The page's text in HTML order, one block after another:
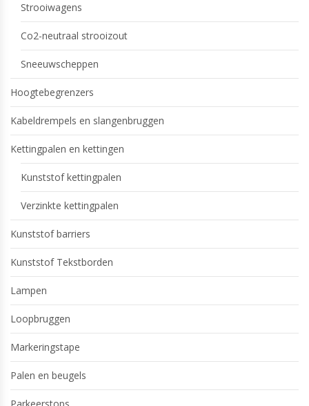
Strooiwagens
Co2-neutraal strooizout
Sneeuwscheppen
Hoogtebegrenzers
Kabeldrempels en slangenbruggen
Kettingpalen en kettingen
Kunststof kettingpalen
Verzinkte kettingpalen
Kunststof barriers
Kunststof Tekstborden
Lampen
Loopbruggen
Markeringstape
Palen en beugels